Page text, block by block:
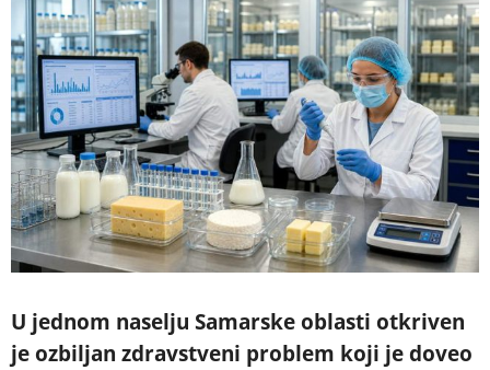
U jednom naselju Samarske oblasti otkriven
je ozbiljan zdravstveni problem koji je doveo